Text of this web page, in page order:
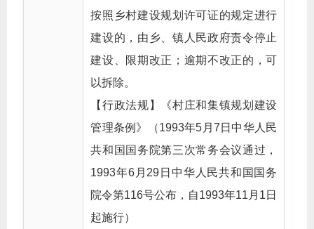
按照乡村建设规划许可证的规定进行
建设的，由乡、镇人民政府责令停止
建设、限期改正；逾期不改正的，可
以拆除。
【行政法规】《村庄和集镇规划建设
管理条例》（1993年5月7日中华人民
共和国国务院第三次常务会议通过，
1993年6月29日中华人民共和国国务
院令第116号公布，自1993年11月1日
起施行）